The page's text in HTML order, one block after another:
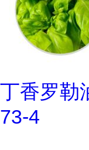
丁香罗勒
73-4